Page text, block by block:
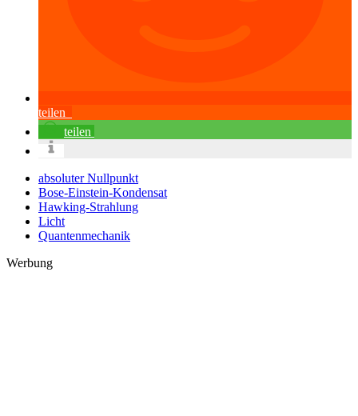
teilen
teilen
absoluter Nullpunkt
Bose-Einstein-Kondensat
Hawking-Strahlung
Licht
Quantenmechanik
Werbung